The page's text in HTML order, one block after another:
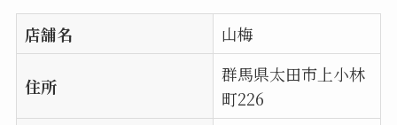
店舗名 山梅
住所
群馬県太田市上小林
町226